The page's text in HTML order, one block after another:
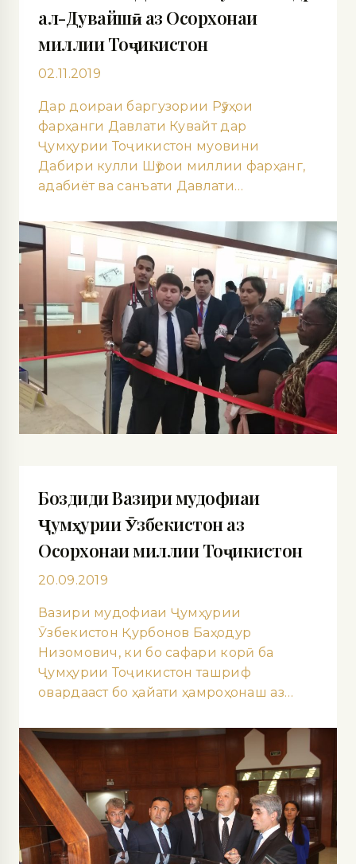
ал-Дувайшӣ аз Осорхонаи
миллии Тоҷикистон
02.11.2019
Дар доираи баргузории Рӯзҳои
фарҳанги Давлати Кувайт дар
Ҷумҳурии Тоҷикистон муовини
Дабири кулли Шӯрои миллии фарҳанг,
адабиёт ва санъати Давлати…
Боздиди Вазири мудофиаи
Ҷумҳурии Ӯзбекистон аз
Осорхонаи миллии Тоҷикистон
20.09.2019
Вазири мудофиаи Ҷумҳурии
Ӯзбекистон Қурбонов Баҳодур
Низомович, ки бо сафари корӣ ба
Ҷумҳурии Тоҷикистон ташриф
овардааст бо ҳайати ҳамроҳонаш аз…